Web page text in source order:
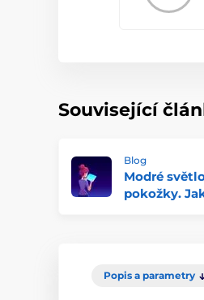
Související
Blog
Modré
pokožky.
Popis a parametry